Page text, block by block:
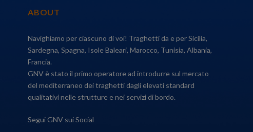
ABOUT
Navighiamo per ciascuno di voi! Traghetti da e per Sicilia,
Sardegna, Spagna, Isole Baleari, Marocco, Tunisia, Albania,
Francia.
GNV è stato il primo operatore ad introdurre sul mercato
del mediterraneo dei traghetti dagli elevati standard
qualitativi nelle strutture e nei servizi di bordo.
Segui GNV sui Social